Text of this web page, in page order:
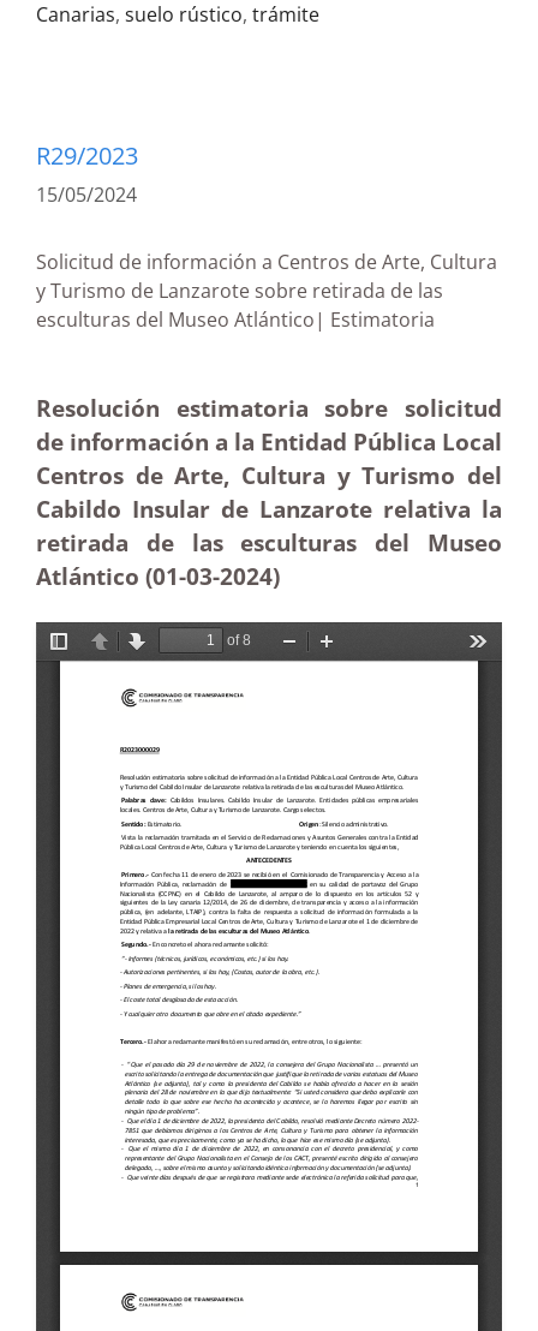
Canarias, suelo rústico, trámite
R29/2023
15/05/2024
Solicitud de información a Centros de Arte, Cultura
y Turismo de Lanzarote sobre retirada de las
esculturas del Museo Atlántico| Estimatoria
Resolución estimatoria sobre solicitud
de información a la Entidad Pública Local
Centros de Arte, Cultura y Turismo del
Cabildo Insular de Lanzarote relativa la
retirada de las esculturas del Museo
Atlántico (01-03-2024)